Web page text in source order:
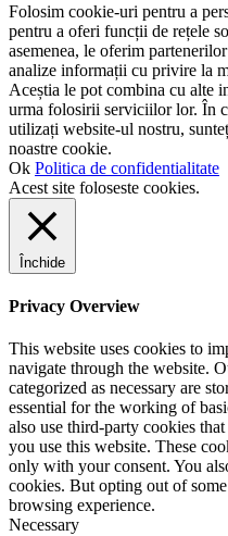
Folosim cookie-uri pentru a
pentru a oferi funcții de rețele
asemenea, le oferim
analize informații cu privire la
Aceștia le pot combina cu alte
urma folosirii serviciilor lor. În
utilizați website-ul nostru,
noastre cookie.
Ok Politica de confidentialitate
Acest site foloseste cookies.
Închide
Privacy Overview
This website uses cookies to
navigate through the website.
categorized as necessary are
essential for the working of
also use third-party cookies
you use this website. These
only with your consent. You
cookies. But opting out of
browsing experience.
Necessary